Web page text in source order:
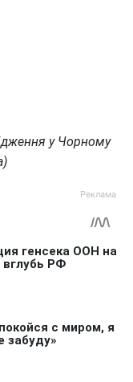
у Чорному